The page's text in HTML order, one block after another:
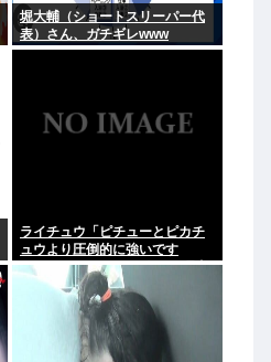
堀大輔（ショートスリーパー代
表）さん、ガチギレwww
ライチュウ「ピチューとピカチ
ュウより圧倒的に強いです
www」←こいつが不人気な理由